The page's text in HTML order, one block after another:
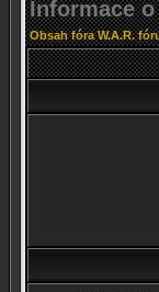
Informace
Obsah fóra W.A.R.